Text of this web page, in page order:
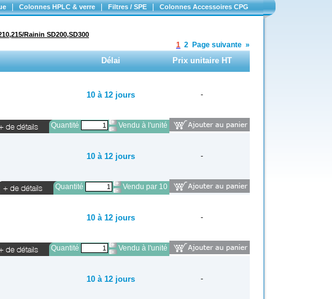
Colonnes HPLC & verre Filtres / SPE Colonnes Accessoires CPG
Rainin SD200,SD300
1 2 Page suivante »
Délai Prix unitaire HT
10 à 12 jours -
Quantité Vendu à l'unité
10 à 12 jours -
Quantité Vendu par 10
10 à 12 jours -
Quantité Vendu à l'unité
10 à 12 jours -